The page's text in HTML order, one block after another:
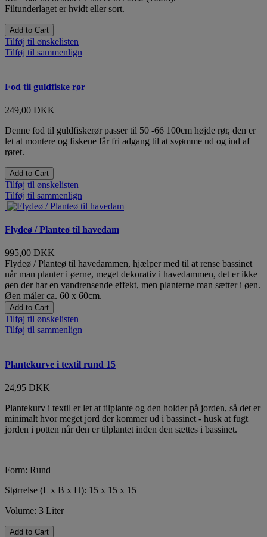
Filtunderlaget er hvidt eller sort.
Add to Cart
Tilføj til ønskelisten
Tilføj til sammenlign
Fod til guldfiske rør
249,00 DKK
Denne fod til guldfiskerør passer til 50 -66 100cm højde rør, den er
let at montere og fiskene får fri adgang til at svømme ud og ind af
røret.
Add to Cart
Tilføj til ønskelisten
Tilføj til sammenlign
Flydeø / Planteø til havedam
995,00 DKK
Flydeø / Planteø til havedammen, hjælper med til at rense bassinet
når man planter i øerne, meget dekorativ i havedammen, det er ikke
øen der har en vandrensende effekt, men planterne man sætter i øen.
Øen måler ca. 60 x 60cm.
Add to Cart
Tilføj til ønskelisten
Tilføj til sammenlign
Plantekurve i textil rund 15
24,95 DKK
Plantekurv i textil er let at tilplante og den holder på jorden, så det er
minimalt hvor meget jord der kommer ud i bassinet - husk at fugt
jorden i potten når den er tilplantet inden den sættes i bassinet.
Form: Rund
Størrelse (L x B x H): 15 x 15 x 15
Volume: 3 Liter
Add to Cart